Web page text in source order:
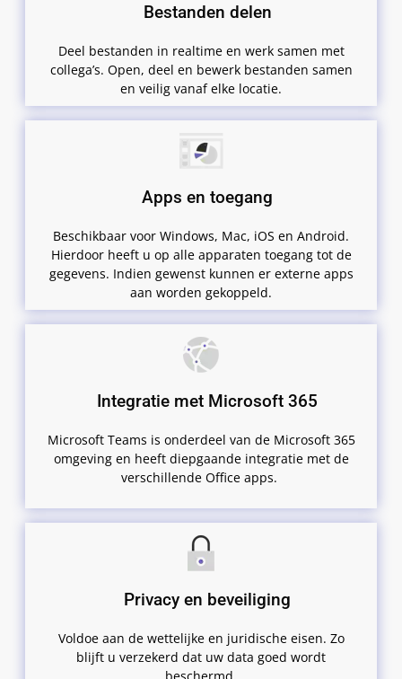
Bestanden delen
Deel bestanden in realtime en werk samen met
collega’s. Open, deel en bewerk bestanden samen
en veilig vanaf elke locatie.
Apps en toegang
Beschikbaar voor Windows, Mac, iOS en Android.
Hierdoor heeft u op alle apparaten toegang tot de
gegevens. Indien gewenst kunnen er externe apps
aan worden gekoppeld.
Integratie met Microsoft 365
Microsoft Teams is onderdeel van de Microsoft 365
omgeving en heeft diepgaande integratie met de
verschillende Office apps.
Privacy en beveiliging
Voldoe aan de wettelijke en juridische eisen. Zo
blijft u verzekerd dat uw data goed wordt
beschermd.